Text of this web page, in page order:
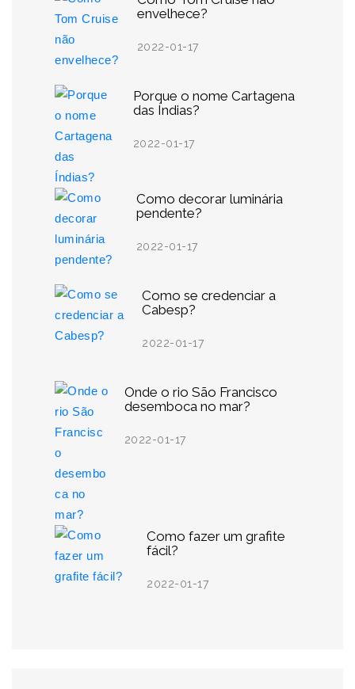
envelhece?
2022-01-17
Porque o nome Cartagena
das Índias?
2022-01-17
Como decorar luminária
pendente?
2022-01-17
Como se credenciar a
Cabesp?
2022-01-17
Onde o rio São Francisco
desemboca no mar?
2022-01-17
Como fazer um grafite
fácil?
2022-01-17